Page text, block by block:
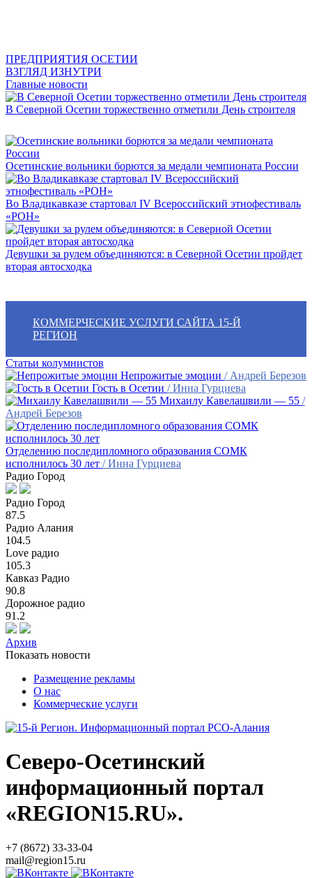
ПРЕДПРИЯТИЯ ОСЕТИИ
ВЗГЛЯД ИЗНУТРИ
Главные новости
В Северной Осетии торжественно отметили День строителя
Осетинские вольники борются за медали чемпионата России
Во Владикавказе стартовал IV Всероссийский этнофестиваль
«РОН»
Девушки за рулем объединяются: в Северной Осетии пройдет
вторая автосходка
КОММЕРЧЕСКИЕ УСЛУГИ САЙТА 15-Й
РЕГИОН
Статьи колумнистов
Непрожитые эмоции / Андрей Березов
Гость в Осетии / Инна Гурциева
Михаилу Кавелашвили — 55 /
Андрей Березов
Отделению последипломного образования СОМК
исполнилось 30 лет / Инна Гурциева
Радио Город
Радио Город
87.5
Радио Алания
104.5
Love радио
105.3
Кавказ Радио
90.8
Дорожное радио
91.2
Архив
Показать новости
Размещение рекламы
О нас
Коммерческие услуги
Северо-Осетинский
информационный портал
«REGION15.RU».
+7 (8672) 33-33-04
mail@region15.ru